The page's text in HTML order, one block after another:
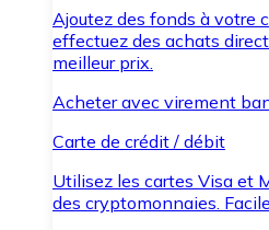
Ajoutez des fonds à votre
effectuez des achats
meilleur prix.
Acheter avec virement
Carte de crédit / débit
Utilisez les cartes Visa et
des cryptomonnaies.